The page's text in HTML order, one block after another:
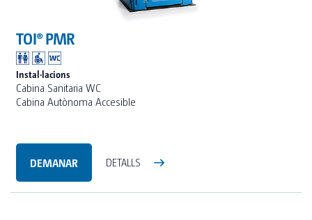
TOI® PMR
Instal·lacions
Cabina Sanitaria WC
Cabina Autònoma Accesible
DEMANAR DETALLS